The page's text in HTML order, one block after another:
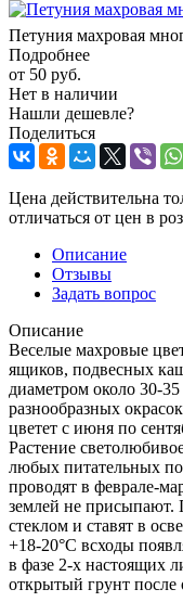
Петуния махровая
Подробнее
от 50 руб.
Нет в наличии
Нашли дешевле?
Поделиться
Цена действительна
отличаться от цен в
Описание
Отзывы
Задать вопрос
Описание
Веселые махровые
ящиков, подвесных
диаметром около 30-
разнообразных
цветет с июня по
Растение
любых питательных
проводят в феврале-
землей не присыпают.
стеклом и ставят в
+18-20°С всходы
в фазе 2-х настоящих
открытый грунт после